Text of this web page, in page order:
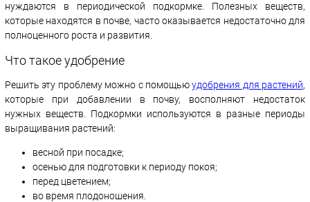
нуждаются в периодической подкормке. Полезных веществ,
которые находятся в почве, часто оказывается недостаточно для
полноценного роста и развития.
Что такое удобрение
Решить эту проблему можно с помощьюудобрения для растений,
которые при добавлении в почву, восполняют недостаток
нужных веществ. Подкормки используются в разные периоды
выращивания растений:
весной при посадке;
осенью для подготовки к периоду покоя;
перед цветением;
во время плодоношения.